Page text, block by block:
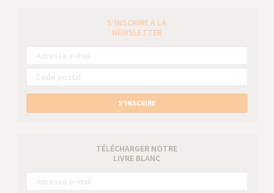
S’INSCRIRE À LA
NEWSLETTER
S’INSCRIRE
TÉLÉCHARGER NOTRE
LIVRE BLANC